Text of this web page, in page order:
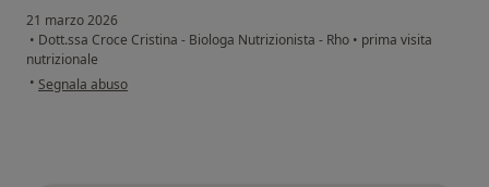
21 marzo 2026
• Dott.ssa Croce Cristina - Biologa Nutrizionista - Rho • prima visita
nutrizionale
• secondo l'opinione dell'utente Monica
Segnala abuso